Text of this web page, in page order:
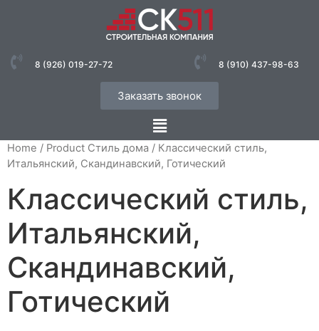
8 (926) 019-27-72 8 (910) 437-98-63
Заказать звонок
Home / Product Стиль дома / Классический стиль,
Итальянский, Скандинавский, Готический
Классический стиль,
Итальянский,
Скандинавский,
Готический